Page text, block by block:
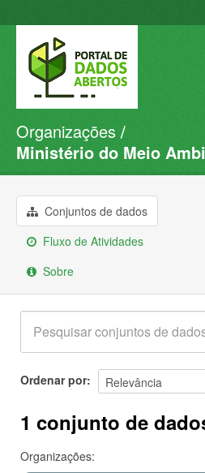
Conjuntos de dados
Organizações
Sobre
Organizações
Ministério do Meio
Conjuntos de dados
Fluxo de Atividades
Sobre
Ordenar por
1 conjunto de
Organizações: